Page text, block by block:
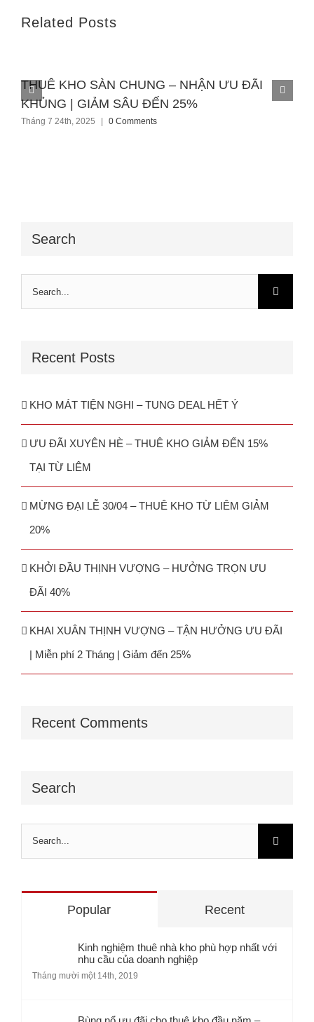
Related Posts
THUÊ KHO SÀN CHUNG – NHẬN ƯU ĐÃI
KHỦNG | GIẢM SÂU ĐẾN 25%
Tháng 7 24th, 2025 0 Comments
Search
for:
Recent Posts
KHO MÁT TIỆN NGHI – TUNG DEAL HẾT Ý
ƯU ĐÃI XUYÊN HÈ – THUÊ KHO GIẢM ĐẾN 15%
TẠI TỪ LIÊM
MỪNG ĐẠI LỄ 30/04 – THUÊ KHO TỪ LIÊM GIẢM
20%
KHỞI ĐẦU THỊNH VƯỢNG – HƯỞNG TRỌN ƯU
ĐÃI 40%
KHAI XUÂN THỊNH VƯỢNG – TẬN HƯỞNG ƯU ĐÃI
| Miễn phí 2 Tháng | Giảm đến 25%
Recent Comments
Search
Search
for:
Popular Recent
Kinh nghiệm thuê nhà kho phù hợp nhất với
nhu cầu của doanh nghiệp
Tháng mười một 14th, 2019